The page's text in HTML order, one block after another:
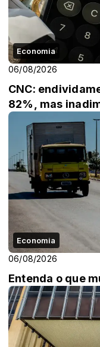
Economia
06/08/2026
CNC:
82%, mas
Economia
06/08/2026
Entenda o que